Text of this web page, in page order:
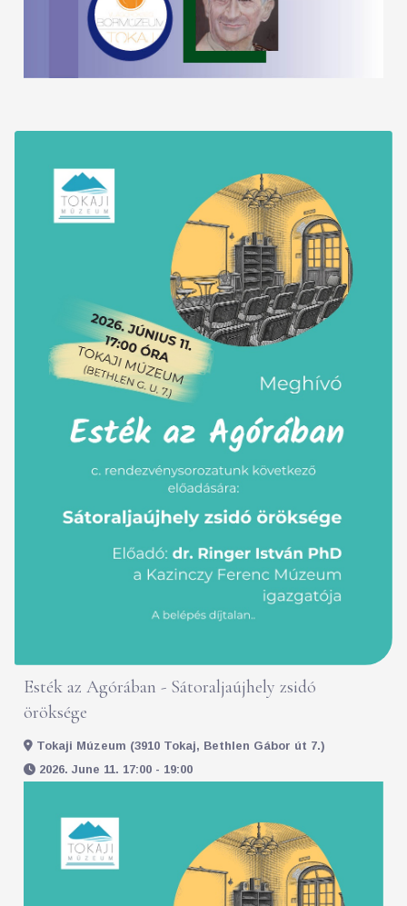
Esték az Agórában - Sátoraljaújhely zsidó
öröksége
Tokaji Múzeum (3910 Tokaj, Bethlen Gábor út 7.)
2026. June 11. 17:00 - 19:00